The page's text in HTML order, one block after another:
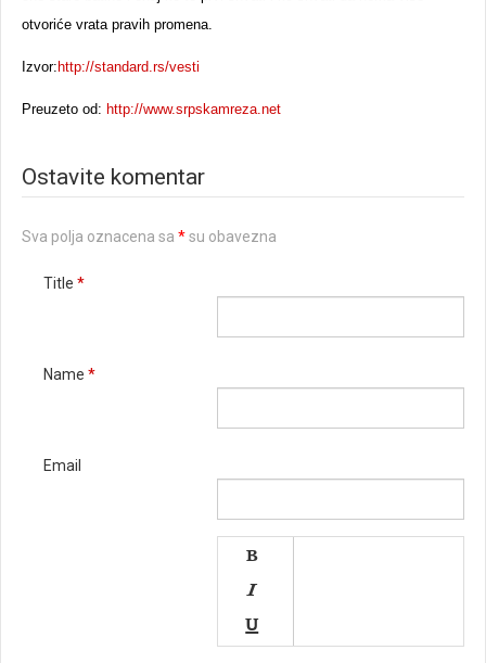
otvoriće vrata pravih promena.
Izvor: http://standard.rs/vesti
Preuzeto od: http://www.srpskamreza.net
Ostavite komentar
Sva polja oznacena sa *su obavezna
Title *
Name *
Email


